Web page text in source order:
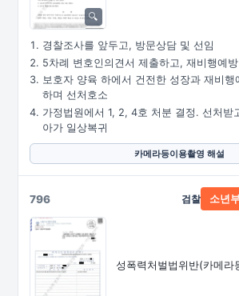
경찰조사를 앞두고, 방문상담 및 선임
5차례 변호인의견서 제출하고, 재비행예
보호자 양육 하에서 건전한 성장과 재비행
하며 선처호소
가정법원에서 1, 2, 4호 처분 결정. 선처받
아가 일상복귀
카메라등이용촬영 해설
796
성폭력처벌법위반(카메라
검찰 소년